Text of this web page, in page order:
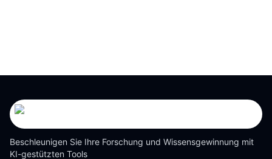
Beschleunigen Sie Ihre Forschung und Wissensgewinnung mit
KI-gestützten Tools